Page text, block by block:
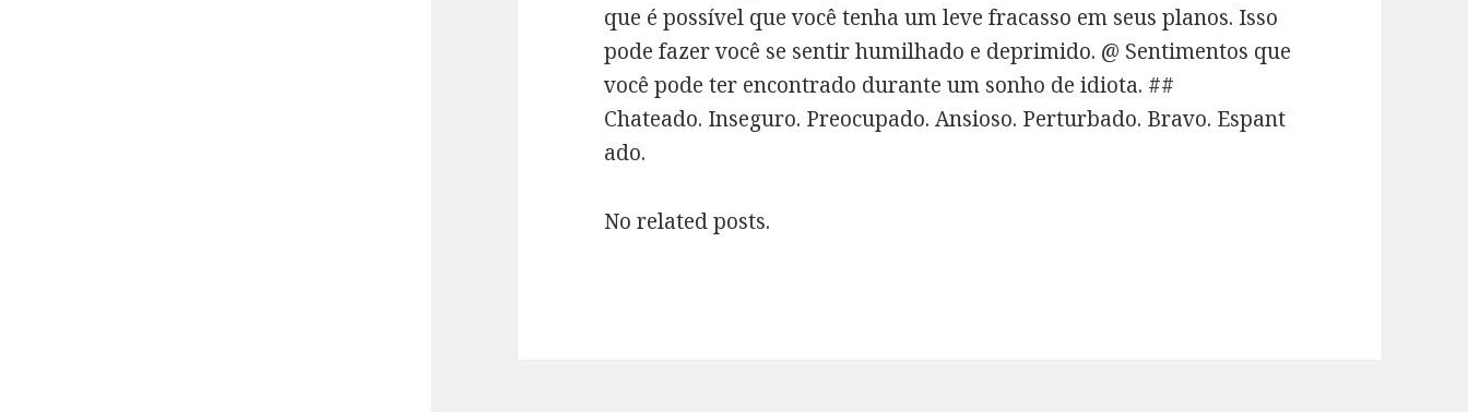
que é possível que você tenha um leve fracasso em seus planos. Isso
pode fazer você se sentir humilhado e deprimido. @ Sentimentos que
você pode ter encontrado durante um sonho de idiota. ##
Chateado. Inseguro. Preocupado. Ansioso. Perturbado. Bravo. Espant
ado.
No related posts.